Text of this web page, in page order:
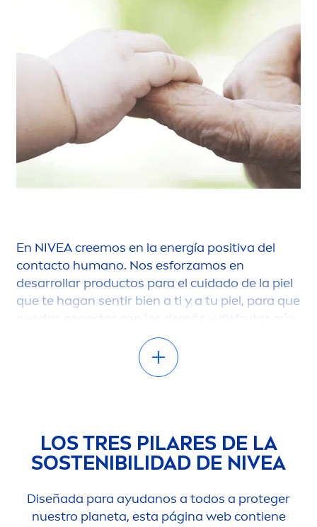
En NIVEAcreemos en la energía positiva del
contacto humano. Nos esforzamos en
desarrollar productos para el cuidado de la piel
que te hagan sentir bien a ti y a tu piel, para que
puedas conectar con los demás y disfrutar aún
más de la vida. Entendemos la piel de forma
holística, estudiando cómo se conecta con
nuestro entorno, y el impacto que tienen en ella
funciónnatural , para que puedas disfrutar de
una piel saludable y bonita.
impacto positivo en el mundo. Nos hemos
establecido objetivos ambiciosos
LOS TRES PILARES DE LA
SOSTENIBILIDAD DE NIVEA
Diseñada para ayudanos a todos a proteger
nuestro planeta, esta página web contiene